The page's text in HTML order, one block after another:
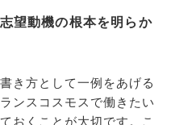
望動機の根本を明らか
き方として一例をあげる
ンスコスモスで働きたい
おくことが大切です。こ